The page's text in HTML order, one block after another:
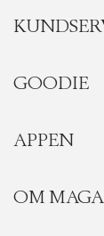
Onlineköp
Leverans
GOODIE
Förmåner
Vanliga
APPEN
Se
OM